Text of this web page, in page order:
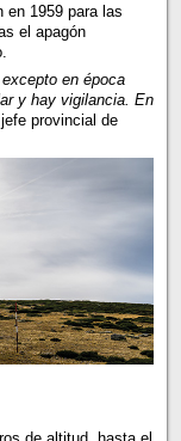
en 1959 para las
el apagón
en época
y hay vigilancia. En
provincial de